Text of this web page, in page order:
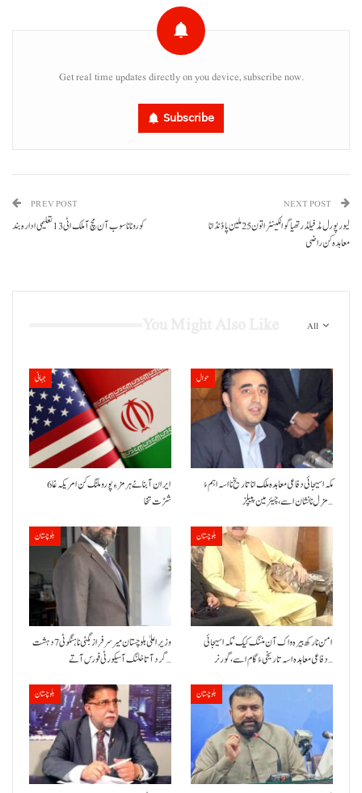
Get real time updates directly on you device, subscribe now.
Subscribe
PREV POST
کورونا نا سوب آن مچ آ ملک اٹی 13 تعلیمی ادارہ بند
NEXT POST
لیورپورل مڈفیلڈر تھیاگو الکینٹرا تون 25 ملین پاؤنڈ انا
معاہدہ کن راضی
All
جہانی
ایران آبنائے ہرمز ءِ پورو ملنگ کن امریکہ غا 6
شڑت تخا
حوال
مکہ اسیجائی دفاعی معاہدہ ملک انا تاریخ نا اسہ اہم ءُ
مزل نا نشان اسے، چیئرمین پیپلز…
بلوچستان
وزیراعلیٰ بلوچستان میر سرفراز بگٹی نا ہنگو ٹی 7 دہشت
گرد آتا خلنگ آ سیکورٹی فورس آتے…
بلوچستان
امن نا رکھ بیرہ واک آن مننگ کیک‘ مکہ اسیجائی
دفاعی معاہدہ اسہ تاریخی ءُ گام اسے،گورنر…
بلوچستان بلوچستان